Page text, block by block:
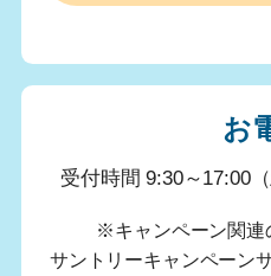
お
受付時間 9:30～17:00
※キャンペーン関連
サントリーキャンペーン